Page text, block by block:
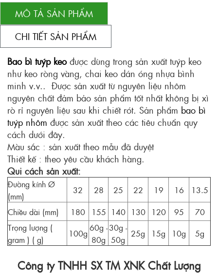
MÔ TẢ SẢN PHẨM
CHI TIẾT SẢN PHẨM
Bao bì tuýp keođược dùng trong sản xuất tuýp keo
như keo ròng vàng, chai keo dán óng nhựa bình
minh v.v.. Được sản xuất từ nguyên liệu nhôm
nguyên chất đảm bảo sản phẩm tốt nhất không bị xì
rò rỉ nguyên liệu sau khi chiết rót. Sản phẩm bao bì
tuýp nhôm được sản xuất theo các tiêu chuẩn quy
cách dưới đây.
Màu sắc : sản xuất theo mẫu đã duyệt
Thiết kế : theo yêu cầu khách hàng.
Qui cách sản xuất:
Đường kính Ø
(mm)
32 28 25 22 19 16
13.5
Chiều dài (mm)
180 155 140 130 120 95
70
Trọng lượng (
gram ) ( g)
100g
60g -
80g
30g -
50g
25g 15g 10g 5g
Công ty TNHH SX TM XNK Chất Lượng